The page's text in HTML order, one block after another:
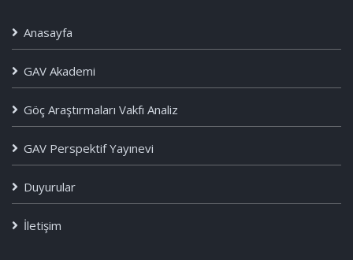
Anasayfa
GAV Akademi
Göç Araştırmaları Vakfı Analiz
GAV Perspektif Yayınevi
Duyurular
İletişim